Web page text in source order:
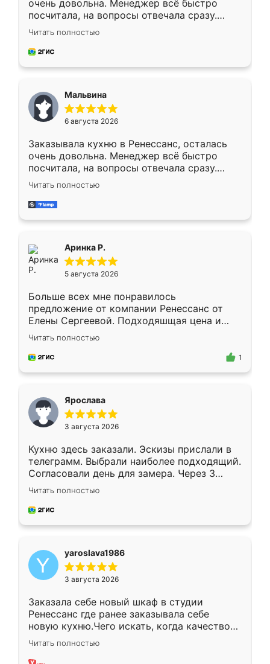
очень довольна. Менеджер всё быстро
посчитала, на вопросы отвечала сразу.
Замерщик приехал в субботу, подошёл к
делу со всей ответственностью. Собрали
за день, ребята работали аккуратно, даже
Читать полностью
Мальвина
6 августа 2026
Заказывала кухню в Ренессанс, осталась
очень довольна. Менеджер всё быстро
посчитала, на вопросы отвечала сразу.
Замерщик приехал в субботу, подошёл к
делу со всей ответственностью. Собрали
за день, ребята работали аккуратно, даже
Читать полностью
Аринка Р.
5 августа 2026
Больше всех мне понравилось
предложение от компании Ренессанс от
Елены Сергеевой. Подходяшщая цена и
короткие сроки изготовления. Приехавший
для замера сотрудник Владислав
предложил по моему эскизу самый
Читать полностью
1
Ярослава
3 августа 2026
Кухню здесь заказали. Эскизы прислали в
телеграмм. Выбрали наиболее подходящий.
Согласовали день для замера. Через 3
недели кухня была уже готова. Остались
довольны работой. Спасибо Ренессанс
мебель за качественную работу!
Читать полностью
yaroslava1986
3 августа 2026
Заказала себе новый шкаф в студии
Ренессанс где ранее заказывала себе
новую кухню.Чего искать, когда качеством
вполне довольна. Служит кухня уже почти
два года, нареканий нет.
Читать полностью